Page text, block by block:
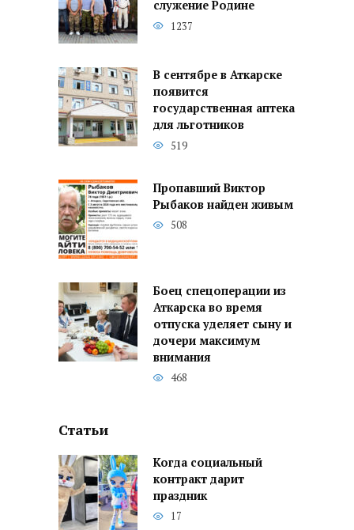
служение Родине
1237
В сентябре в Аткарске
появится
государственная аптека
для льготников
519
Пропавший Виктор
Рыбаков найден живым
508
Боец спецоперации из
Аткарска во время
отпуска уделяет сыну и
дочери максимум
внимания
468
Статьи
Когда социальный
контракт дарит
праздник
17